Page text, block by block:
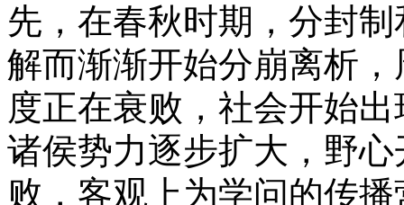
先，在春秋时期，分封
解而渐渐开始分崩离析
度正在衰败，社会开始
诸侯势力逐步扩大，野
败，客观上为学问的传